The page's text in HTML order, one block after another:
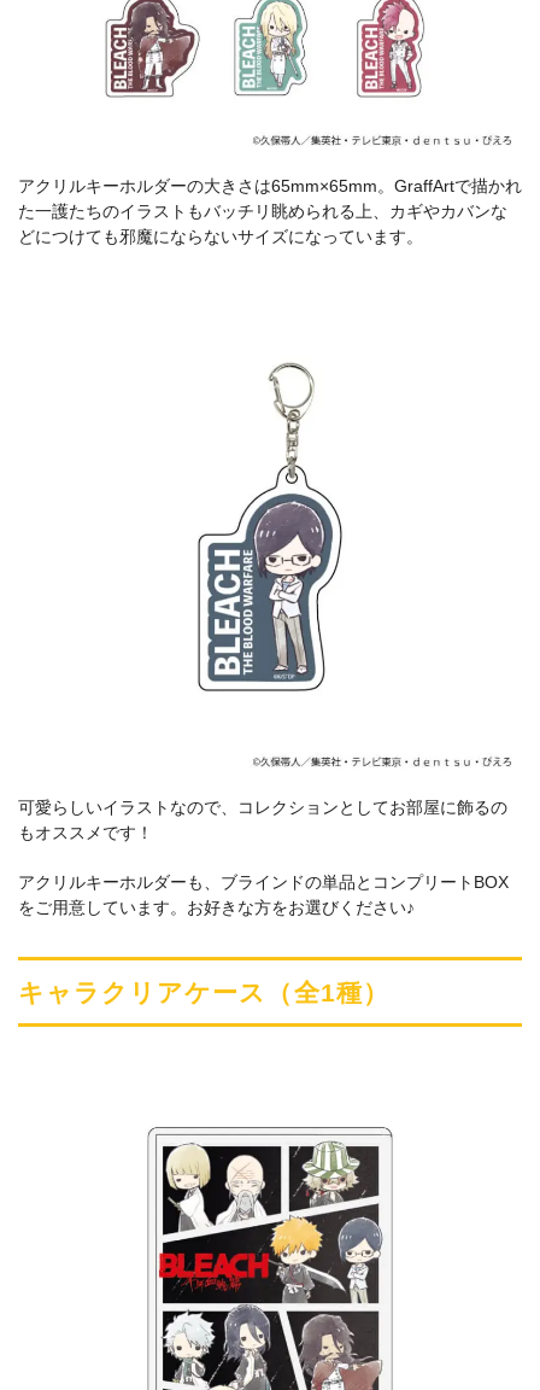
アクリルキーホルダーの大きさは65mm×65mm。GraffArtで描かれ
た一護たちのイラストもバッチリ眺められる上、カギやカバンな
どにつけても邪魔にならないサイズになっています。
可愛らしいイラストなので、コレクションとしてお部屋に飾るの
もオススメです！
アクリルキーホルダーも、ブラインドの単品とコンプリートBOX
をご用意しています。お好きな方をお選びください♪
キャラクリアケース（全1種）